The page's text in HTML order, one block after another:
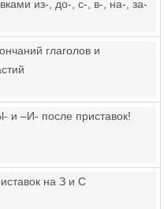
из-, до-, с-, в-, на-, за-
глаголов и
и –И- после приставок!
на З и С